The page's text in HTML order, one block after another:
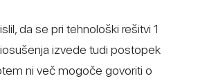
da se pri tehnološki rešitvi 1
izvede tudi postopek
ni več mogoče govoriti o